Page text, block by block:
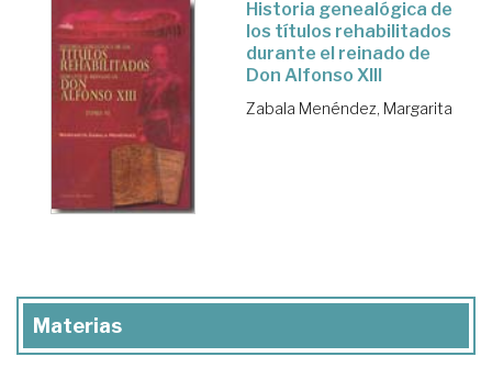
Historia genealógica de
los títulos rehabilitados
durante el reinado de
Don Alfonso XIII
Zabala Menéndez, Margarita
Materias